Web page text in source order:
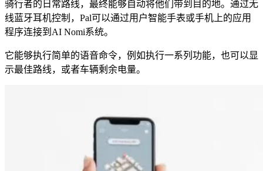
骑行者的日常路线，最终能够自动将他们带到目的地。通过无
线蓝牙耳机控制，Pal可以通过用户智能手表或手机上的应用
程序连接到AI Nomi系统。
它能够执行简单的语音命令，例如执行一系列功能，也可以显
示最佳路线，或者车辆剩余电量。